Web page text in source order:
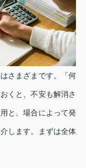
さまざまです。「何
くと、不安も解消さ
と、場合によって発
します。まずは全体